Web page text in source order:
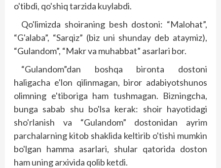
o'tibdi, qo'shiq tarzida kuylabdi.
Qo'limizda shoiraning besh dostoni: “Malohat”,
“G'alaba”, “Sarqiz” (biz uni shunday deb ataymiz),
“Gulandom”, “Makr va muhabbat” asarlari bor.
“Gulandom”dan boshqa bironta dostoni
haligacha e'lon qilinmagan, biror adabiyotshunos
olimning e'tiboriga ham tushmagan. Bizningcha,
bunga sabab shu bo'lsa kerak: shoir hayotidagi
sho'rlanish va “Gulandom” dostonidan ayrim
parchalarning kitob shaklida keltirib o'tishi mumkin
bo'lgan hamma asarlari, shular qatorida doston
ham uning arxivida qolib ketdi.